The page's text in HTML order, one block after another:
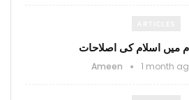
میں اسلام کی اصلاحات
Ameen 1 month